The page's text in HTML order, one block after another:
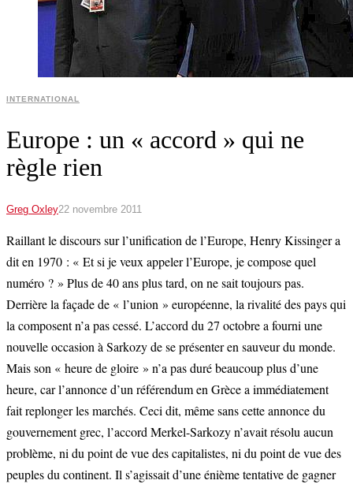
INTERNATIONAL
Europe : un « accord » qui ne
règle rien
Greg Oxley22 novembre 2011
Raillant le discours sur l’unification de l’Europe, Henry Kissinger a
dit en 1970 : « Et si je veux appeler l’Europe, je compose quel
numéro ? » Plus de 40 ans plus tard, on ne sait toujours pas.
Derrière la façade de « l’union » européenne, la rivalité des pays qui
la composent n’a pas cessé. L’accord du 27 octobre a fourni une
nouvelle occasion à Sarkozy de se présenter en sauveur du monde.
Mais son « heure de gloire » n’a pas duré beaucoup plus d’une
heure, car l’annonce d’un référendum en Grèce a immédiatement
fait replonger les marchés. Ceci dit, même sans cette annonce du
gouvernement grec, l’accord Merkel-Sarkozy n’avait résolu aucun
problème, ni du point de vue des capitalistes, ni du point de vue des
peuples du continent. Il s’agissait d’une énième tentative de gagner